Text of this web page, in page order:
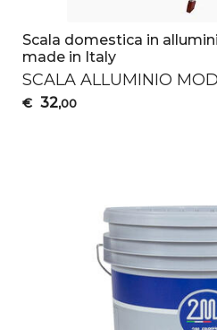
Scala domestica in
made in Italy
SCALA ALLUMINIO
€ 32,00